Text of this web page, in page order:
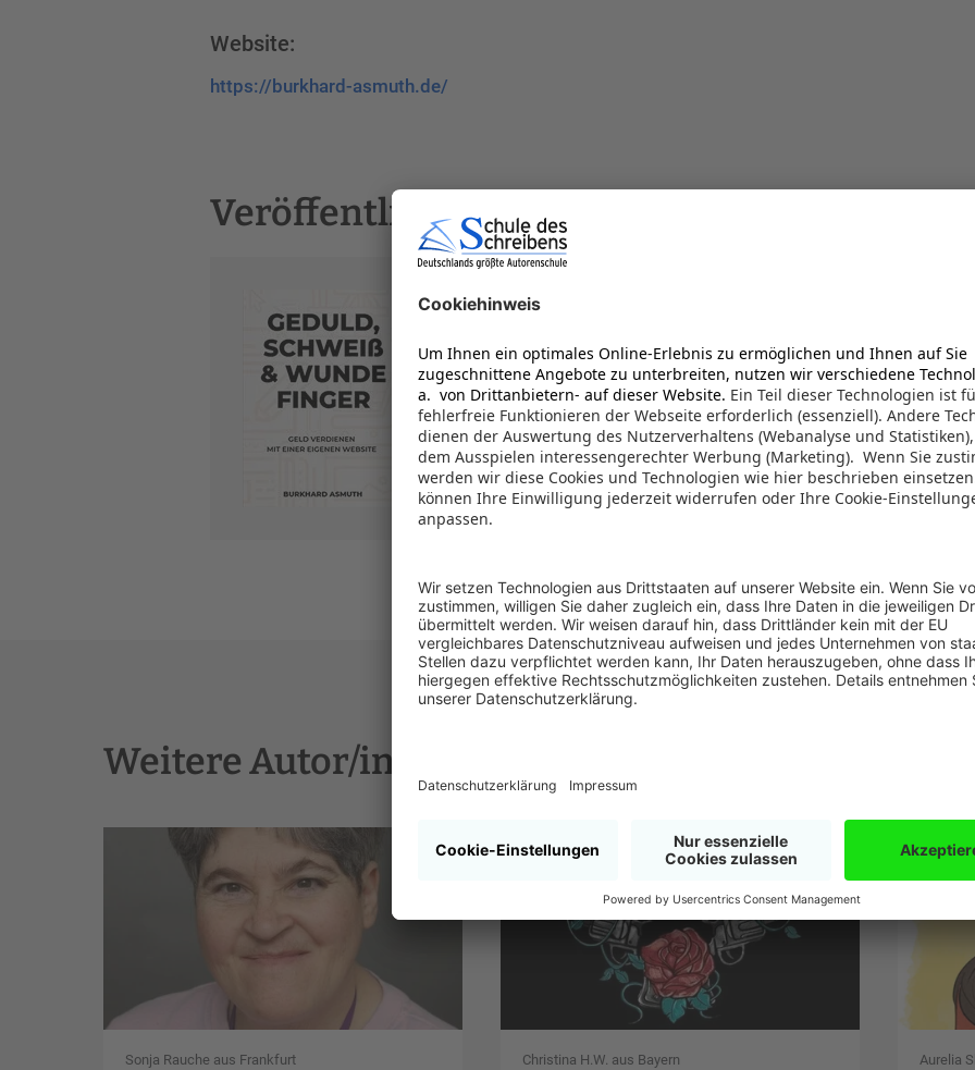
Website:
https://burkhard-asmuth.de/
Veröffentlichungen
Geduld, Schweiß und wunde Finger – Geld verdienen
Sachbuch/Ratgeber, 152 Seiten
Herausgeber: Contunda GmbH
ISBN 978-3000686368
Mai 2021
Weitere Autor/innen
Sonja Rauche aus Frankfurt Christina H.W. aus Bayern Aurelia